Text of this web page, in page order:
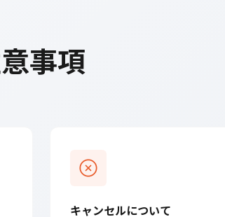
事項
キャンセルについて